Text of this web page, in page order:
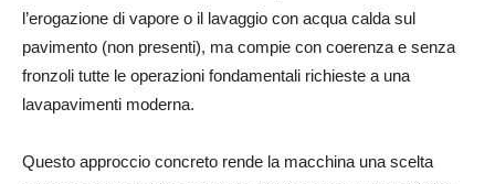
l’erogazione di vapore o il lavaggio con acqua calda sul
pavimento (non presenti), ma compie con coerenza e senza
fronzoli tutte le operazioni fondamentali richieste a una
lavapavimenti moderna.
Questo approccio concreto rende la macchina una scelta